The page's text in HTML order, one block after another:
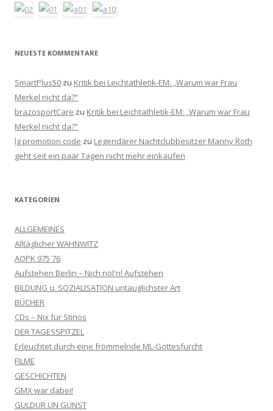
NEUESTE KOMMENTARE
SmartPlus50 zu Kritik bei Leichtathletik-EM: „Warum war Frau
Merkel nicht da?“
brazosportCare zu Kritik bei Leichtathletik-EM: „Warum war Frau
Merkel nicht da?“
lg promotion code zu Legendärer Nachtclubbesitzer Manny Roth
geht seit ein paar Tagen nicht mehr einkaufen
KATEGORIEN
ALLGEMEINES
Alltäglicher WAHNWITZ
AOPK 975 76
Aufstehen Berlin – Nich nöl'n! Aufstehen
BILDUNG u. SOZIALISATION untauglichster Art
BÜCHER
CDs – Nix für Stinos
DER TAGESSPITZEL
Erleuchtet durch eine frömmelnde ML-Gottesfurcht
FILME
GESCHICHTEN
GMX war dabei!
GULDUR UN GUNST